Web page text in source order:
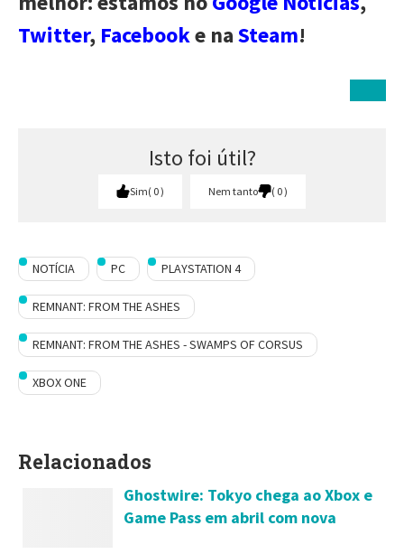
Twitter, Facebooke naSteam!
Isto foi útil?
Sim 0 Nem tanto 0
NOTÍCIA PC PLAYSTATION 4
REMNANT: FROM THE ASHES
REMNANT: FROM THE ASHES - SWAMPS OF CORSUS
XBOX ONE
Relacionados
Ghostwire: Tokyo chega ao Xbox e
Game Pass em abril com nova